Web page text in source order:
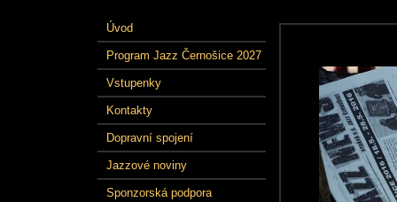
Úvod
Program Jazz Černošice 2027
Vstupenky
Kontakty
Dopravní spojení
Jazzové noviny
Sponzorská podpora